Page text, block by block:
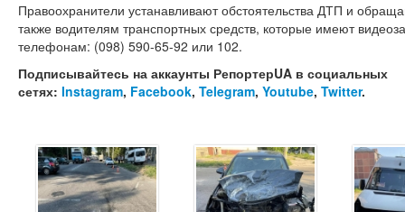
Правоохранители устанавливают обстоятельства ДТП и
также водителям транспортных средств, которые имеют
телефонам: (098) 590-65-92 или 102.
Подписывайтесь на аккаунты РепортерUA в социальных
сетях: Instagram, Facebook, Telegram, Youtube, Twitter.